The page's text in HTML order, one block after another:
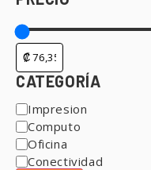
CATEGORÍA
Impresion
Computo
Oficina
Conectividad